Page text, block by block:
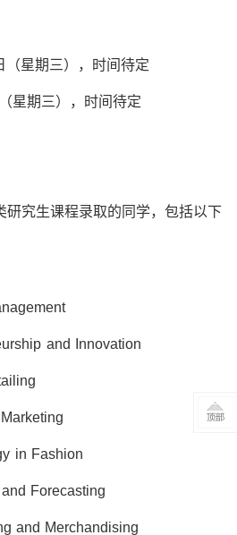
（星期三），时间待定
星期三），时间待定
研究生课程录取的同学，包括以下
and Innovation
in Fashion
Forecasting
and Merchandising